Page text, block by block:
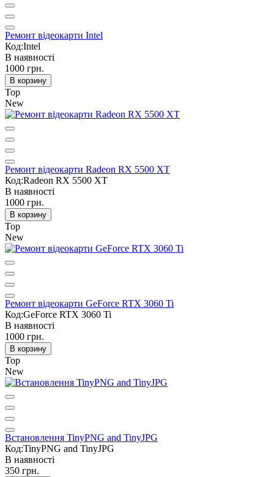
Ремонт відеокарти Intel
Код:Intel
В наявності
1000 грн.
В корзину
Top
New
Ремонт відеокарти Radeon RX 5500 XT
Код:Radeon RX 5500 XT
В наявності
1000 грн.
В корзину
Top
New
Ремонт відеокарти GeForce RTX 3060 Ti
Код:GeForce RTX 3060 Ti
В наявності
1000 грн.
В корзину
Top
New
Встановлення TinyPNG and TinyJPG
Код:TinyPNG and TinyJPG
В наявності
350 грн.